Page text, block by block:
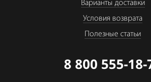
Варианты доставки
Условия возврата
Полезные статьи
8 800 555-18-